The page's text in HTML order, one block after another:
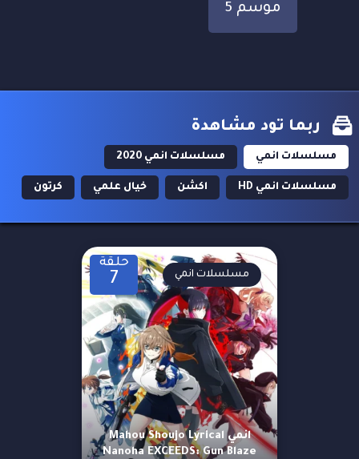
موسم 5
ربما تود مشاهدة
مسلسلات انمي مسلسلات انمي 2020
مسلسلات انمي HD اكشن خيال علمي كرتون
حلقة
7
انمي Mahou Shoujo Lyrical
Nanoha EXCEEDS: Gun Blaze
مسلسلات انمي